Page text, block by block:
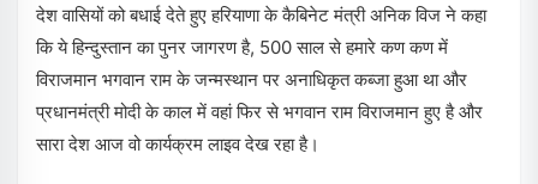
देश वासियों को बधाई देते हुए हरियाणा के कैबिनेट मंत्री अनिक विज ने कहा
कि ये हिन्दुस्तान का पुनर जागरण है, 500 साल से हमारे कण कण में
विराजमान भगवान राम के जन्मस्थान पर अनाधिकृत कब्जा हुआ था और
प्रधानमंत्री मोदी के काल में वहां फिर से भगवान राम विराजमान हुए है और
सारा देश आज वो कार्यक्रम लाइव देख रहा है।